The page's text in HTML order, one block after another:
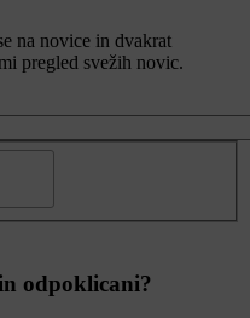
na novice in dvakrat
pregled svežih novic.
odpoklicani?